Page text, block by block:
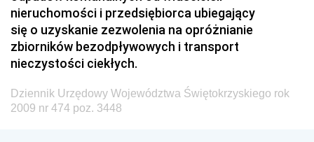
Technologii
Dziennik Urzędowy Ministra Inwestycji i Rozwoju
Dziennik Urzędowy Naczelnego Dyrektora Archiwów
Państwowych
Dziennik Urzędowy Ministra Finansów, Inwestycji i
Rozwoju
nieruchomości i przedsiębiorca ubiegający
się o uzyskanie zezwolenia na opróżnianie
zbiorników bezodpływowych i transport
nieczystości ciekłych.
Dziennik Urzędowy Województwa Świętokrzyskiego rok
2009 nr 474 poz. 3448